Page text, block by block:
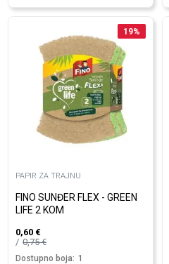
19%
PAPIR ZA TRAJNU
FINO SUNĐER FLEX - GREEN
LIFE 2 KOM
0,60 €
0,75€
Dostupno boja: 1